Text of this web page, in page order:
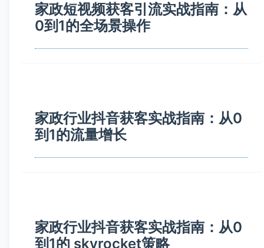
家政短视频获客引流实战指南：从
0到1的全场景操作
家政行业抖音获客实战指南：从0
到1的流量增长
家政行业抖音获客实战指南：从0
到1的 skyrocket策略